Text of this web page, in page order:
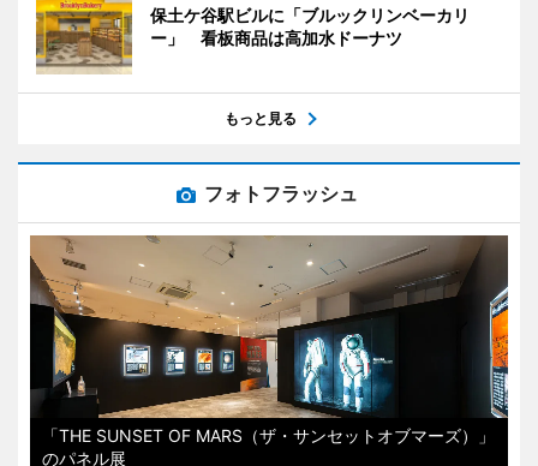
保土ケ谷駅ビルに「ブルックリンベーカリ
ー」 看板商品は高加水ドーナツ
もっと見る
フォトフラッシュ
「THE SUNSET OF MARS（ザ・サンセットオブマーズ）」
のパネル展